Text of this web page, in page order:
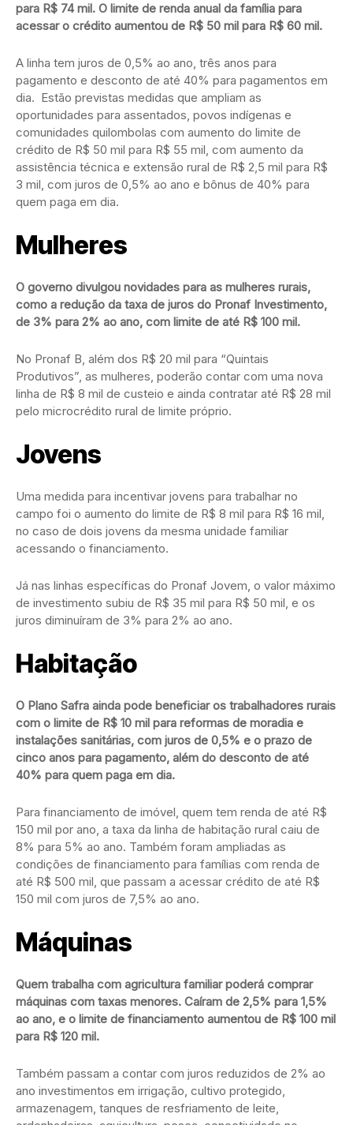
para R$ 74 mil. O limite de renda anual da família para
acessar o crédito aumentou de R$ 50 mil para R$ 60 mil.
A linha tem juros de 0,5% ao ano, três anos para
pagamento e desconto de até 40% para pagamentos em
dia. Estão previstas medidas que ampliam as
oportunidades para assentados, povos indígenas e
comunidades quilombolas com aumento do limite de
crédito de R$ 50 mil para R$ 55 mil, com aumento da
assistência técnica e extensão rural de R$ 2,5 mil para R$
3 mil, com juros de 0,5% ao ano e bônus de 40% para
quem paga em dia.
Mulheres
O governo divulgou novidades para as mulheres rurais,
como a redução da taxa de juros do Pronaf Investimento,
de 3% para 2% ao ano, com limite de até R$ 100 mil.
No Pronaf B, além dos R$ 20 mil para “Quintais
Produtivos”, as mulheres, poderão contar com uma nova
linha de R$ 8 mil de custeio e ainda contratar até R$ 28 mil
pelo microcrédito rural de limite próprio.
Jovens
Uma medida para incentivar jovens para trabalhar no
campo foi o aumento do limite de R$ 8 mil para R$ 16 mil,
no caso de dois jovens da mesma unidade familiar
acessando o financiamento.
Já nas linhas específicas do Pronaf Jovem, o valor máximo
de investimento subiu de R$ 35 mil para R$ 50 mil, e os
juros diminuíram de 3% para 2% ao ano.
Habitação
O Plano Safra ainda pode beneficiar os trabalhadores rurais
com o limite de R$ 10 mil para reformas de moradia e
instalações sanitárias, com juros de 0,5% e o prazo de
cinco anos para pagamento, além do desconto de até
40% para quem paga em dia.
Para financiamento de imóvel, quem tem renda de até R$
150 mil por ano, a taxa da linha de habitação rural caiu de
8% para 5% ao ano. Também foram ampliadas as
condições de financiamento para famílias com renda de
até R$ 500 mil, que passam a acessar crédito de até R$
150 mil com juros de 7,5% ao ano.
Máquinas
Quem trabalha com agricultura familiar poderá comprar
máquinas com taxas menores. Caíram de 2,5% para 1,5%
ao ano, e o limite de financiamento aumentou de R$ 100 mil
para R$ 120 mil.
Também passam a contar com juros reduzidos de 2% ao
ano investimentos em irrigação, cultivo protegido,
armazenagem, tanques de resfriamento de leite,